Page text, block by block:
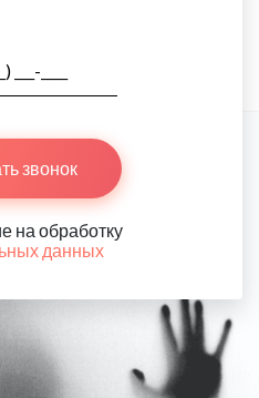
звонок
на обработку
данных